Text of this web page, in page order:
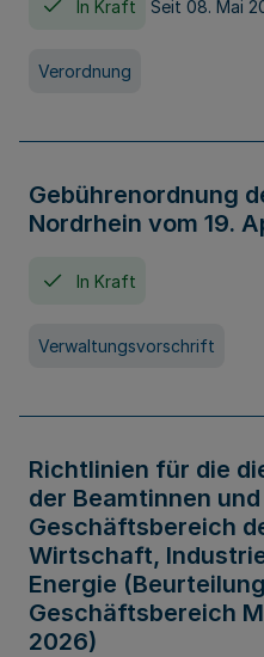
In Kraft Seit 08. Mai
Verordnung
Gebührenordnung
Nordrhein vom 19.
In Kraft
Verwaltungsvorschrift
Richtlinien für die
der Beamtinnen
Geschäftsbereich
Wirtschaft,
Energie
Geschäftsbereich
2026)